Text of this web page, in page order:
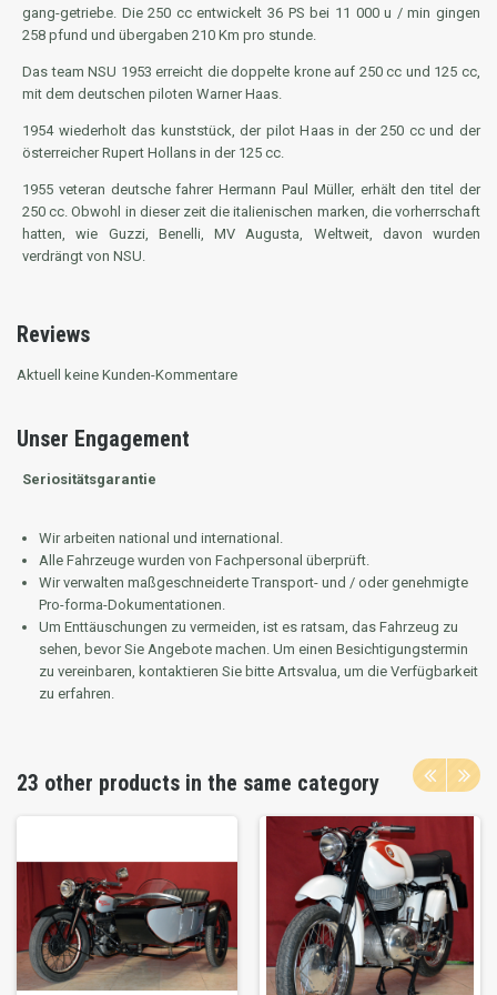
gang-getriebe. Die 250 cc entwickelt 36 PS bei 11 000 u / min gingen
258 pfund und übergaben 210 Km pro stunde.
Das team NSU 1953 erreicht die doppelte krone auf 250 cc und 125 cc,
mit dem deutschen piloten Warner Haas.
1954 wiederholt das kunststück, der pilot Haas in der 250 cc und der
österreicher Rupert Hollans in der 125 cc.
1955 veteran deutsche fahrer Hermann Paul Müller, erhält den titel der
250 cc. Obwohl in dieser zeit die italienischen marken, die vorherrschaft
hatten, wie Guzzi, Benelli, MV Augusta, Weltweit, davon wurden
verdrängt von NSU.
Reviews
Aktuell keine Kunden-Kommentare
Unser Engagement
Seriositätsgarantie
Wir arbeiten national und international.
Alle Fahrzeuge wurden von Fachpersonal überprüft.
Wir verwalten maßgeschneiderte Transport- und / oder genehmigte
Pro-forma-Dokumentationen.
Um Enttäuschungen zu vermeiden, ist es ratsam, das Fahrzeug zu
sehen, bevor Sie Angebote machen. Um einen Besichtigungstermin
zu vereinbaren, kontaktieren Sie bitte Artsvalua, um die Verfügbarkeit
zu erfahren.
23 other products in the same category